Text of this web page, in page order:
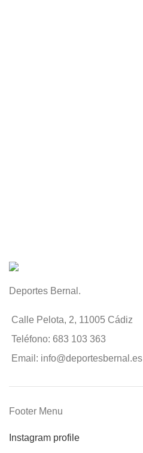
Deportes Bernal.
Calle Pelota, 2, 11005 Cádiz
Teléfono: 683 103 363
Email: info@deportesbernal.es
Footer Menu
Instagram profile